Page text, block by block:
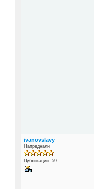
ivanovslavy
Напреднали
Публикации: 59